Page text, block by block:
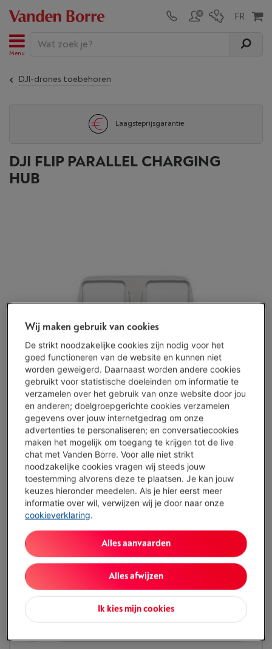
Menu
DJI-drones toebehoren
Laagsteprijsgarantie
DJI FLIP PARALLEL CHARGING
HUB
Morgen geleverd-Bekijk voorraad
€ 43,99
Minder dan 5 in stock, bestel nu!
Wij maken gebruik van cookies
De strikt noodzakelijke cookies zijn nodig voor het
goed functioneren van de website en kunnen niet
worden geweigerd. Daarnaast worden andere cookies
gebruikt voor statistische doeleinden om informatie te
verzamelen over het gebruik van onze website door jou
en anderen; doelgroepgerichte cookies verzamelen
gegevens over jouw internetgedrag om onze
advertenties te personaliseren; en conversatiecookies
maken het mogelijk om toegang te krijgen tot de live
chat met Vanden Borre. Voor alle niet strikt
noodzakelijke cookies vragen wij steeds jouw
toestemming alvorens deze te plaatsen. Je kan jouw
keuzes hieronder meedelen. Als je hier eerst meer
informatie over wil, verwijzen wij je door naar onze
cookieverklaring.
Ik kies mijn cookies
Alles afwijzen
Alles aanvaarden